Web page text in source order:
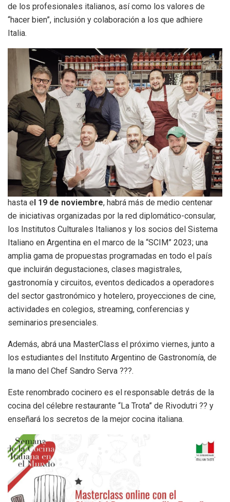
de los profesionales italianos, así como los valores de
“hacer bien”, inclusión y colaboración a los que adhiere
Italia.
hasta e l 19 de noviembre, habrá más de medio centenar
de iniciativas organizadas por la red diplomático-consular,
los Institutos Culturales Italianos y los socios del Sistema
Italiano en Argentina en el marco de la “SCIM” 2023; una
amplia gama de propuestas programadas en todo el país
que incluirán degustaciones, clases magistrales,
gastronomía y circuitos, eventos dedicados a operadores
del sector gastronómico y hotelero, proyecciones de cine,
actividades en colegios, streaming, conferencias y
seminarios presenciales.
Además, abrá una MasterClass el próximo viernes, junto a
los estudiantes del Instituto Argentino de Gastronomía, de
la mano del Chef Sandro Serva ?‍??.
Este renombrado cocinero es el responsable detrás de la
cocina del célebre restaurante “La Trota” de Rivodutri ?? y
enseñará los secretos de la mejor cocina italiana.